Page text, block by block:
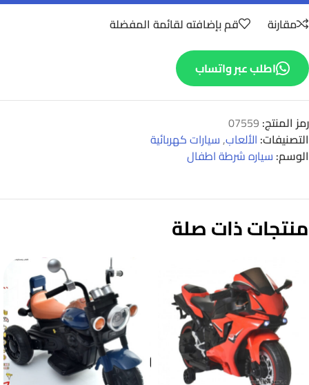
مقارنة قم بإضافته لقائمة المفضلة
اطلب عبر واتساب
رمز المنتج: 07559
التصنيفات: الألعاب,سيارات كهربائية
الوسم: سياره شرطة اطفال
منتجات ذات صلة